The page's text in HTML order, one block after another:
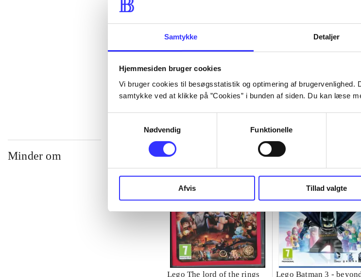
Samtykke Detaljer
Hjemmesiden bruger cookies
Vi bruger cookies til besøgsstatistik og optimering af
samtykke ved at klikke på ”Cookies” i bunden af siden. Du kan læse
Nødvendig
Funktionelle
Afvis Tillad valgte
...
...
Minder om
Lego The lord of the rings
Lego Batman 3 -